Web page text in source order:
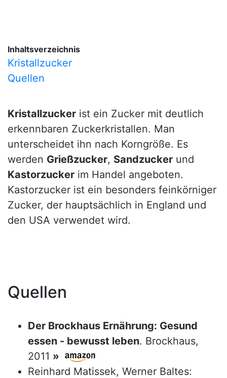
Inhaltsverzeichnis
Kristallzucker
Quellen
Kristallzucker ist ein Zucker mit deutlich
erkennbaren Zuckerkristallen. Man
unterscheidet ihn nach Korngröße. Es
werden Grießzucker, Sandzucker und
Kastorzucker im Handel angeboten.
Kastorzucker ist ein besonders feinkörniger
Zucker, der hauptsächlich in England und
den USA verwendet wird.
Quellen
Der Brockhaus Ernährung: Gesund
essen - bewusst leben. Brockhaus,
2011 »
Reinhard Matissek, Werner Baltes: